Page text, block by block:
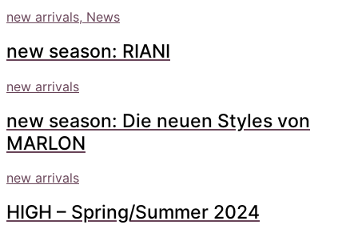
new arrivals, News
new season: RIANI
new arrivals
new season: Die neuen Styles von
MARLON
new arrivals
HIGH – Spring/Summer 2024